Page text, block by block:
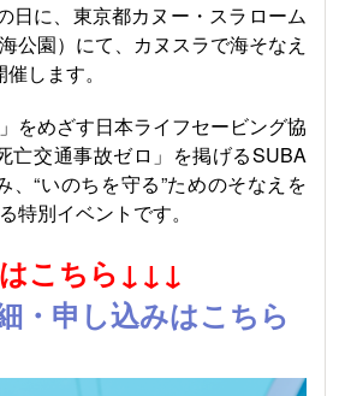
日に、東京都カヌー・スラローム
公園）にて、カヌスラで海そなえ
催します。
をめざす日本ライフセービング協
亡交通事故ゼロ」を掲げるSUBA
、“いのちを守る”ためのそなえを
特別イベントです。
こちら↓↓↓
・申し込みはこちら